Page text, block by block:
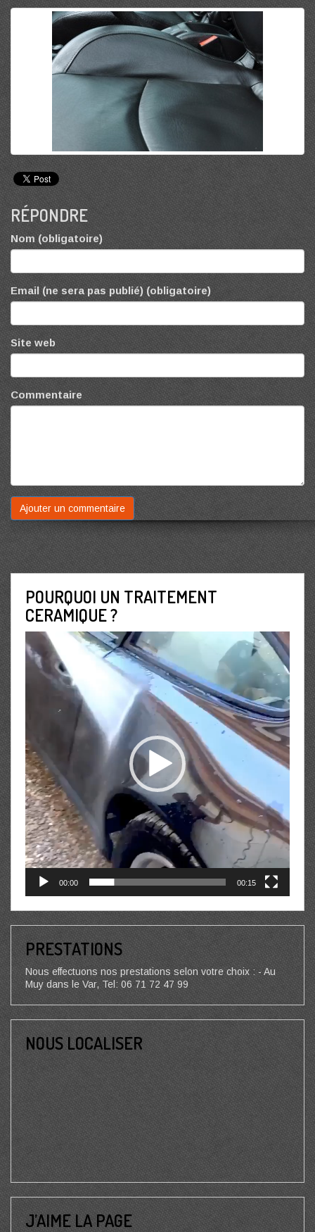
RÉPONDRE
Nom (obligatoire)
Email (ne sera pas publié) (obligatoire)
Site web
Commentaire
POURQUOI UN TRAITEMENT
CERAMIQUE ?
Lecteur
vidéo
00:00 00:15
PRESTATIONS
Nous effectuons nos prestations selon votre choix : - Au
Muy dans le Var, Tel: 06 71 72 47 99
NOUS LOCALISER
J’AIME LA PAGE